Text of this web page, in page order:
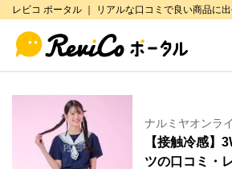
レビコ ポータル ｜ リアルな口コミで良い商品に
ナルミヤオンラ
【接触冷感】
ツの口コミ・